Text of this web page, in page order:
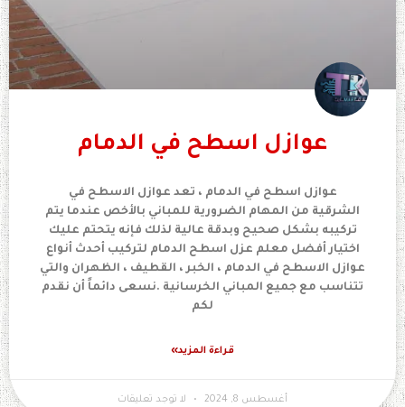
عوازل اسطح في الدمام
عوازل اسطح في الدمام ، تعد عوازل الاسطح في
الشرقية من المهام الضرورية للمباني بالأخص عندما يتم
تركيبه بشكل صحيح وبدقة عالية لذلك فإنه يتحتم عليك
اختيار أفضل معلم عزل اسطح الدمام لتركيب أحدث أنواع
عوازل الاسطح في الدمام ، الخبر ، القطيف ، الظهران والتي
تتناسب مع جميع المباني الخرسانية .نسعى دائماً أن نقدم
لكم
قراءة المزيد»
أغسطس 8, 2024 لا توجد تعليقات